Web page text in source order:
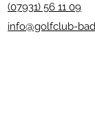
(07931) 56 11 09
info@golfclub-